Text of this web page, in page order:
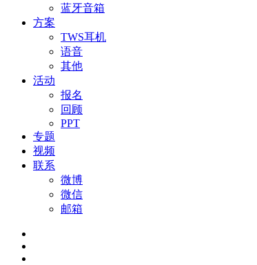
蓝牙音箱
方案
TWS耳机
语音
其他
活动
报名
回顾
PPT
专题
视频
联系
微博
微信
邮箱